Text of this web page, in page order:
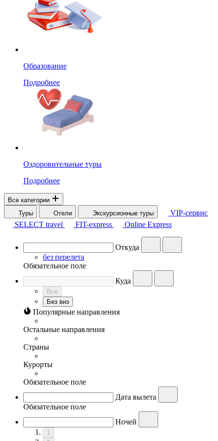
Образование
Подробнее
Оздоровительные туры
Подробнее
Все категории
Туры
Отели Экскурсионные туры
VIP-сервис
SELECT travel
FIT-express Online Express
Откуда
без перелета
Обязательное поле
Куда
Все
Без виз
Популярные направления
Остальные направления
Страны
Курорты
Обязательное поле
Дата вылета
Обязательное поле
Ночей
1